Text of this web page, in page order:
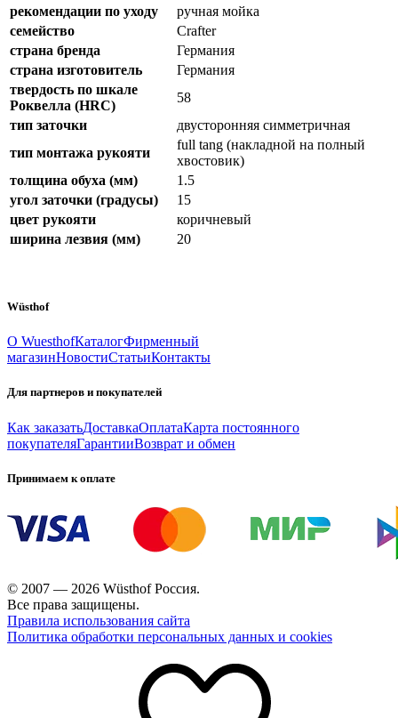
рекомендации по уходу
ручная мойка
семейство
Crafter
страна бренда
Германия
страна изготовитель
Германия
твердость по шкале
Роквелла (HRC)
58
тип заточки
двусторонняя симметричная
тип монтажа рукояти
full tang (накладной на полный
хвостовик)
толщина обуха (мм)
1.5
угол заточки (градусы)
15
цвет рукояти
коричневый
ширина лезвия (мм)
20
Wüsthof
О WuesthofКаталогФирменный
магазинНовостиСтатьиКонтакты
Для партнеров и покупателей
Как заказатьДоставкаОплатаКарта постоянного
покупателяГарантииВозврат и обмен
Принимаем к оплате
© 2007 — 2026 Wüsthof Россия.
Все права защищены.
Правила использования сайта
Политика обработки персональных данных и cookies